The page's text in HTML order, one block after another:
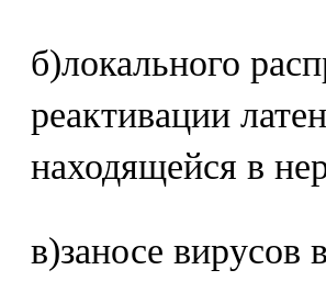
б)локального
реактивации
находящейся в
в)заносе